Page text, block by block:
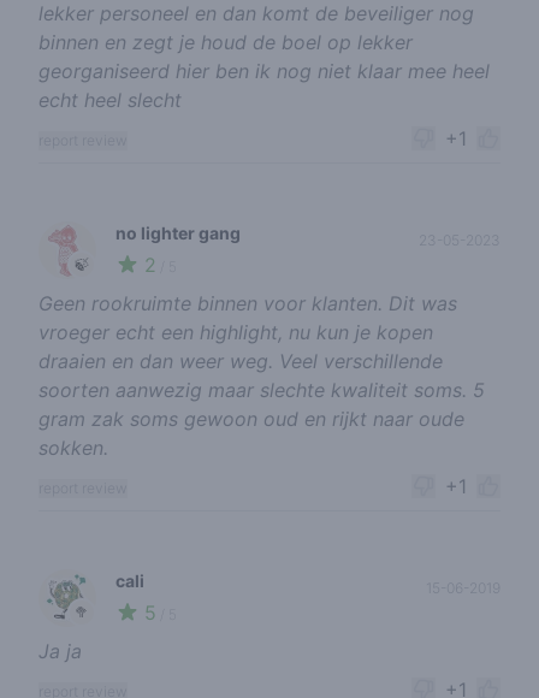
lekker personeel en dan komt de beveiliger nog
binnen en zegt je houd de boel op lekker
georganiseerd hier ben ik nog niet klaar mee heel
echt heel slecht
+1
🍃
no lighter gang
2
23-05-2023
Geen rookruimte binnen voor klanten. Dit was
vroeger echt een highlight, nu kun je kopen
draaien en dan weer weg. Veel verschillende
soorten aanwezig maar slechte kwaliteit soms. 5
gram zak soms gewoon oud en rijkt naar oude
sokken.
+1
🥦
cali
5
Ja ja
+1